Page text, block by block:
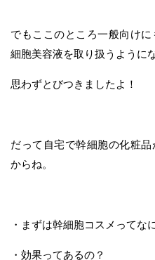
でもここのところ一般向け
細胞美容液を取り扱うように
思わずとびつきましたよ！
だって自宅で幹細胞の化粧
からね。
・まずは幹細胞コスメってな
・効果ってあるの？